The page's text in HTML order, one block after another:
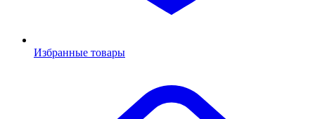
Избранные товары